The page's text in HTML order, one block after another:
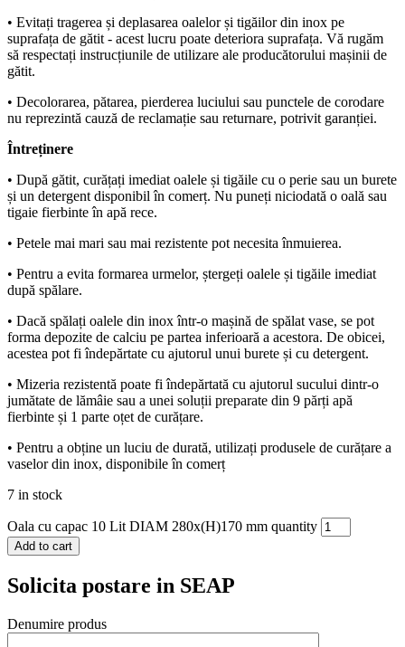
• Evitați tragerea și deplasarea oalelor și tigăilor din inox pe
suprafața de gătit - acest lucru poate deteriora suprafața. Vă rugăm
să respectați instrucțiunile de utilizare ale producătorului mașinii de
gătit.
• Decolorarea, pătarea, pierderea luciului sau punctele de corodare
nu reprezintă cauză de reclamație sau returnare, potrivit garanției.
Întreținere
• După gătit, curățați imediat oalele și tigăile cu o perie sau un burete
și un detergent disponibil în comerț. Nu puneți niciodată o oală sau
tigaie fierbinte în apă rece.
• Petele mai mari sau mai rezistente pot necesita înmuierea.
• Pentru a evita formarea urmelor, ștergeți oalele și tigăile imediat
după spălare.
• Dacă spălați oalele din inox într-o mașină de spălat vase, se pot
forma depozite de calciu pe partea inferioară a acestora. De obicei,
acestea pot fi îndepărtate cu ajutorul unui burete și cu detergent.
• Mizeria rezistentă poate fi îndepărtată cu ajutorul sucului dintr-o
jumătate de lămâie sau a unei soluții preparate din 9 părți apă
fierbinte și 1 parte oțet de curățare.
• Pentru a obține un luciu de durată, utilizați produsele de curățare a
vaselor din inox, disponibile în comerț
7 in stock
Oala cu capac 10 Lit DIAM 280x(H)170 mm quantity
Add to cart
Solicita postare in SEAP
Denumire produs